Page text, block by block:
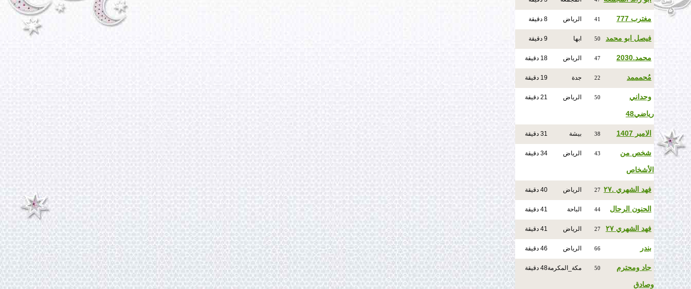
مغترب 777 41 الرياض 8 دقيقة
فيصل ابو محمد 50 ابها 9 دقيقة
محمد.2030 47 الرياض 18 دقيقة
مُحمممد 22 جدة 19 دقيقة
وحداني
رياضي48
50 الرياض 21 دقيقة
الامير 1407 38 بيشة 31 دقيقة
شخص من
الأشخاص
43 الرياض 34 دقيقة
فهد الشهري .٢٧ 27 الرياض 40 دقيقة
الحنون الرحال 44 الباحة 41 دقيقة
فهد الشهري ٢٧ 27 الرياض 41 دقيقة
بندر 66 الرياض 46 دقيقة
جاد ومحترم
وصادق
50 مكة_المكرمة48 دقيقة